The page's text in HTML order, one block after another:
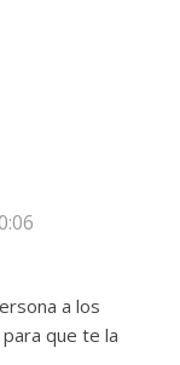
a los
que te la